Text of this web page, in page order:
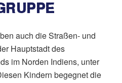
auch die Straßen- und
Hauptstadt des
im Norden Indiens, unter
Kindern begegnet die